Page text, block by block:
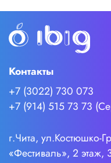
Контакты
+7 (3022) 730 073
+7 (914) 515 73 73
г.Чита, ул.Костюшко-
«Фестиваль», 2 этаж,